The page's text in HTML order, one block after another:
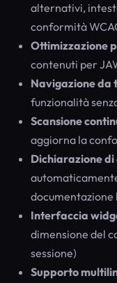
alternativi,
conformità
Ottimizzazione
contenuti per
Navigazione da
funzionalità
Scansione
aggiorna la
Dichiarazione
documentazione
Interfaccia
dimensione del
sessione)
Supporto